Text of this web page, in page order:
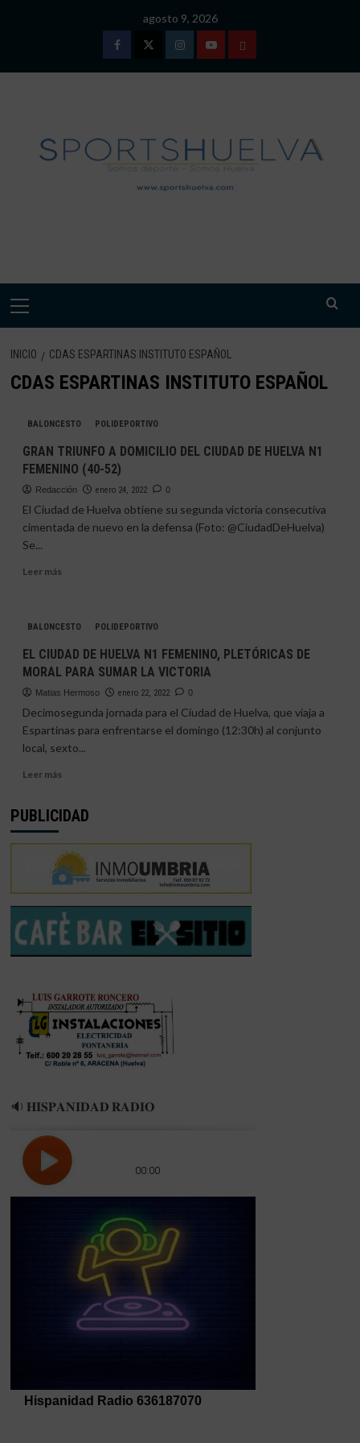
agosto 9, 2026
FacebookTwitterInstagramYoutubeTÉRMINOS
DE
USO
Menú
INICIO CDAS ESPARTINAS INSTITUTO ESPAÑOL
CDAS ESPARTINAS INSTITUTO ESPAÑOL
BALONCESTO POLIDEPORTIVO
GRAN TRIUNFO A DOMICILIO DEL CIUDAD DE HUELVA N1
FEMENINO (40-52)
Redacción enero 24, 2022 0
El Ciudad de Huelva obtiene su segunda victoria consecutiva
cimentada de nuevo en la defensa (Foto: @CiudadDeHuelva)
Se...
Leer másLeer
TRIUNFO
DOMICILIO
DEL
CIUDAD
HUELVA
N1
FEMENINO
BALONCESTO POLIDEPORTIVO
EL CIUDAD DE HUELVA N1 FEMENINO, PLETÓRICAS DE
MORAL PARA SUMAR LA VICTORIA
Matias Hermoso enero 22, 2022 0
Decimosegunda jornada para el Ciudad de Huelva, que viaja a
Espartinas para enfrentarse el domingo (12:30h) al conjunto
local, sexto...
Leer másLeer
EL
DE
HUELVA
N1
FEMENINO,
PLETÓRICAS
DE
MORAL
PARA
VICTORIA
PUBLICIDAD
🔉 𝐇𝐈𝐒𝐏𝐀𝐍𝐈𝐃𝐀𝐃 𝐑𝐀𝐃𝐈𝐎